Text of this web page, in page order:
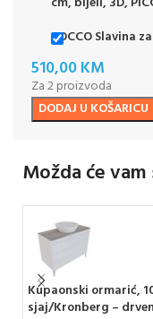
ROCCO Slavina
510,00KM
Za 2 proizvoda
DODAJ U KOŠARICU
Možda će
Kupaonski ormarić,
sjaj/Kronberg –